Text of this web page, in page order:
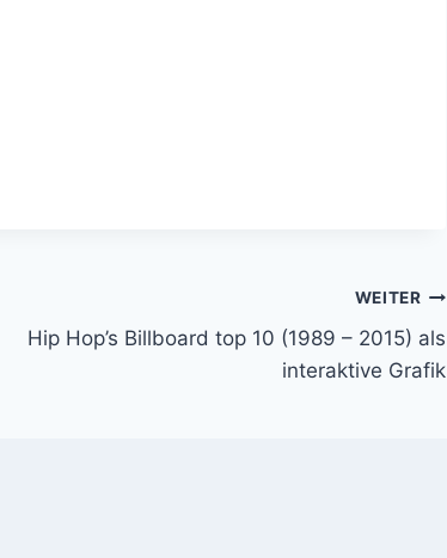
WEITER
Hip Hop’s Billboard top 10 (1989 – 2015) als
interaktive Grafik